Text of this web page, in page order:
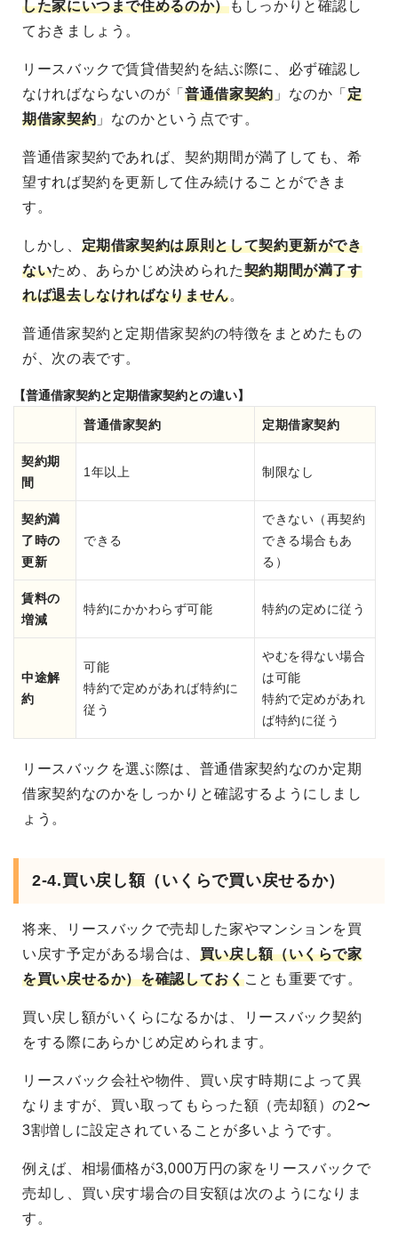
した家にいつまで住めるのか）もしっかりと確認し
ておきましょう。
リースバックで賃貸借契約を結ぶ際に、必ず確認し
なければならないのが「普通借家契約」なのか「定
期借家契約 」なのかという点です。
普通借家契約であれば、契約期間が満了しても、希
望すれば契約を更新して住み続けることができま
す。
しかし、 定期借家契約は原則として契約更新ができ
ないため、あらかじめ決められた契約期間が満了す
れば退去しなければなりません。
普通借家契約と定期借家契約の特徴をまとめたもの
が、次の表です。
【普通借家契約と定期借家契約との違い】
普通借家契約 定期借家契約
契約期
間
1年以上 制限なし
契約満
了時の
更新
できる
できない（再契約
できる場合もあ
る）
賃料の
増減
特約にかかわらず可能 特約の定めに従う
中途解
約
可能
特約で定めがあれば特約に
従う
やむを得ない場合
は可能
特約で定めがあれ
ば特約に従う
リースバックを選ぶ際は、普通借家契約なのか定期
借家契約なのかをしっかりと確認するようにしまし
ょう。
2-4.買い戻し額（いくらで買い戻せるか）
将来、リースバックで売却した家やマンションを買
い戻す予定がある場合は、 買い戻し額（いくらで家
を買い戻せるか）を確認しておくことも重要です。
買い戻し額がいくらになるかは、リースバック契約
をする際にあらかじめ定められます。
リースバック会社や物件、買い戻す時期によって異
なりますが、買い取ってもらった額（売却額）の2〜
3割増しに設定されていることが多いようです。
例えば、相場価格が3,000万円の家をリースバックで
売却し、買い戻す場合の目安額は次のようになりま
す。